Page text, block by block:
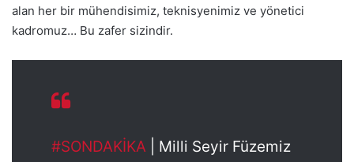
alan her bir mühendisimiz, teknisyenimiz ve yönetici
kadromuz… Bu zafer sizindir.
#SONDAKİKA | Milli Seyir Füzemiz